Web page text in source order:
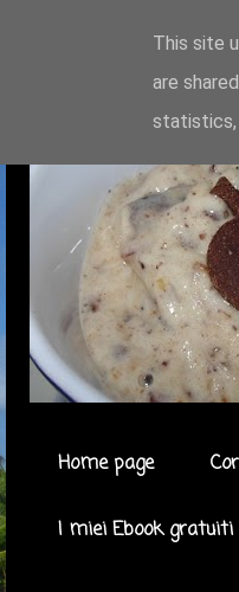
Home page
I miei Ebook gratuiti
This site
are
statistics,